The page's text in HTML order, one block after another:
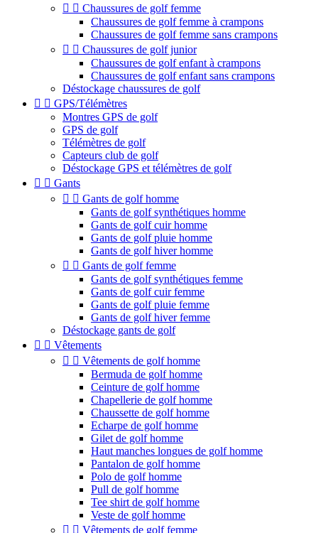
  Chaussures de golf femme
Chaussures de golf femme à crampons
Chaussures de golf femme sans crampons
  Chaussures de golf junior
Chaussures de golf enfant à crampons
Chaussures de golf enfant sans crampons
Déstockage chaussures de golf
  GPS/Télémètres
Montres GPS de golf
GPS de golf
Télémètres de golf
Capteurs club de golf
Déstockage GPS et télémètres de golf
  Gants
  Gants de golf homme
Gants de golf synthétiques homme
Gants de golf cuir homme
Gants de golf pluie homme
Gants de golf hiver homme
  Gants de golf femme
Gants de golf synthétiques femme
Gants de golf cuir femme
Gants de golf pluie femme
Gants de golf hiver femme
Déstockage gants de golf
  Vêtements
  Vêtements de golf homme
Bermuda de golf homme
Ceinture de golf homme
Chapellerie de golf homme
Chaussette de golf homme
Echarpe de golf homme
Gilet de golf homme
Haut manches longues de golf homme
Pantalon de golf homme
Polo de golf homme
Pull de golf homme
Tee shirt de golf homme
Veste de golf homme
  Vêtements de golf femme